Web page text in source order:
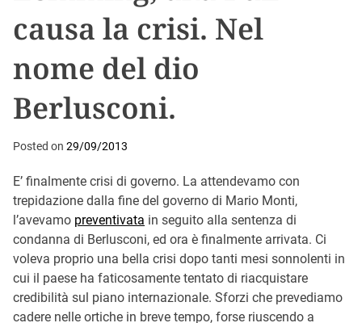
causa la crisi. Nel
nome del dio
Berlusconi.
Posted on 29/09/2013
E’ finalmente crisi di governo. La attendevamo con
trepidazione dalla fine del governo di Mario Monti,
l’avevamo preventivata in seguito alla sentenza di
condanna di Berlusconi, ed ora è finalmente arrivata. Ci
voleva proprio una bella crisi dopo tanti mesi sonnolenti in
cui il paese ha faticosamente tentato di riacquistare
credibilità sul piano internazionale. Sforzi che prevediamo
cadere nelle ortiche in breve tempo, forse riuscendo a